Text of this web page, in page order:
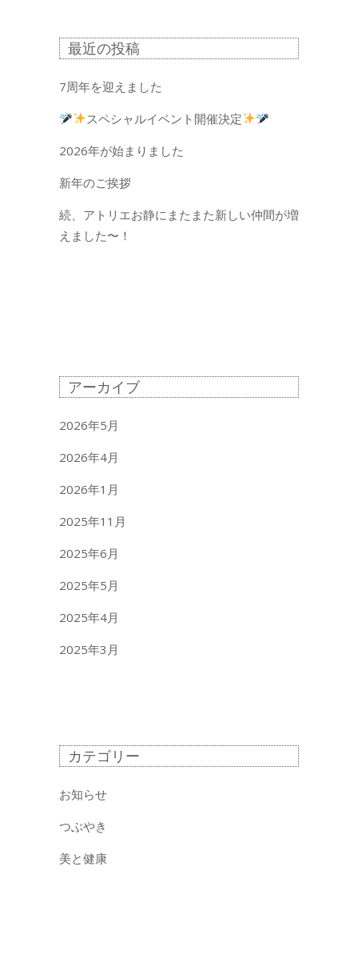
最近の投稿
7周年を迎えました
スペシャルイベント開催決定
2026年が始まりました
新年のご挨拶
続、アトリエお静にまたまた新しい仲間が増
えました〜！
アーカイブ
2026年5月
2026年4月
2026年1月
2025年11月
2025年6月
2025年5月
2025年4月
2025年3月
カテゴリー
お知らせ
つぶやき
美と健康